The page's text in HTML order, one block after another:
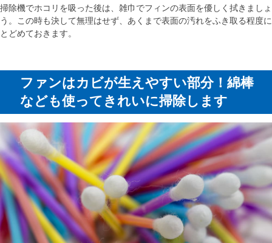
掃除機でホコリを吸った後は、雑巾でフィンの表面を優しく拭きましょ
う。この時も決して無理はせず、あくまで表面の汚れをふき取る程度に
とどめておきます。
ファンはカビが生えやすい部分！綿棒
なども使ってきれいに掃除します